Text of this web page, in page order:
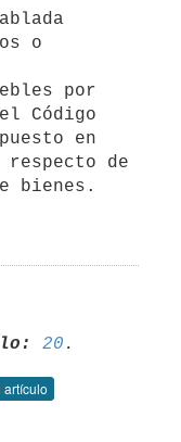
o
por
Código
en
de
bienes.
20
artículo